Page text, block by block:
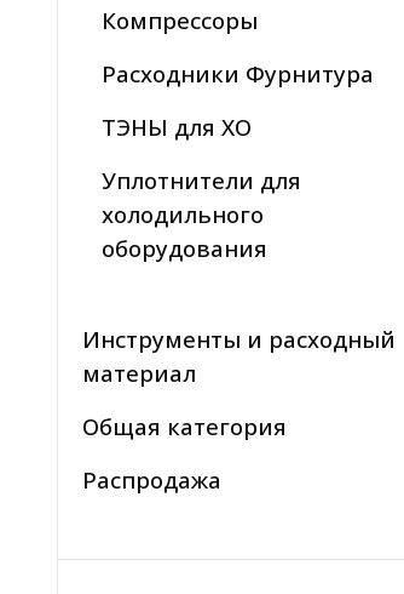
Компрессоры
Расходники Фурнитура
ТЭНЫ для ХО
Уплотнители для
холодильного
оборудования
Инструменты и расходный
материал
Общая категория
Распродажа